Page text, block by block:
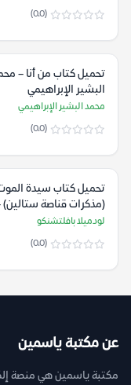
(0.0)
تحميل كتاب من أنا –
البشير الإبراهيمي
محمد البشير الإبراهيمي
(0.0)
تحميل كتاب سيدة
(مذكرات قناصة ستالين)
لودميلا بافلتشنكو
لودميلا بافلتشنكو
(0.0)
عن مكتبة ياسمين
مكتبة ياسمين هي منصة